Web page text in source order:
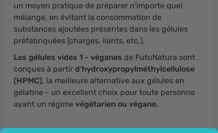
un moyen pratique de préparer n'importe quel
mélange, en évitant la consommation de
substances ajoutées présentes dans les gélules
préfabriquées (charges, liants, etc.).
Les gélules vides 1 - véganes de FutuNatura sont
conçues à partir d'hydroxypropylméthylcellulose
(HPMC), la meilleure alternative aux gélules en
gélatine - un excellent choix pour toute personne
ayant un régime végétarien ou végane.